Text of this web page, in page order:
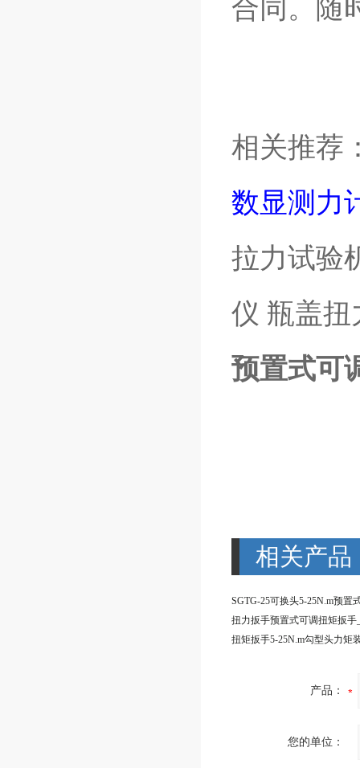
合同。随
相关推荐
数显测力
拉力试验
仪 瓶盖
预置式可
相关产品
产品：
您的单位：